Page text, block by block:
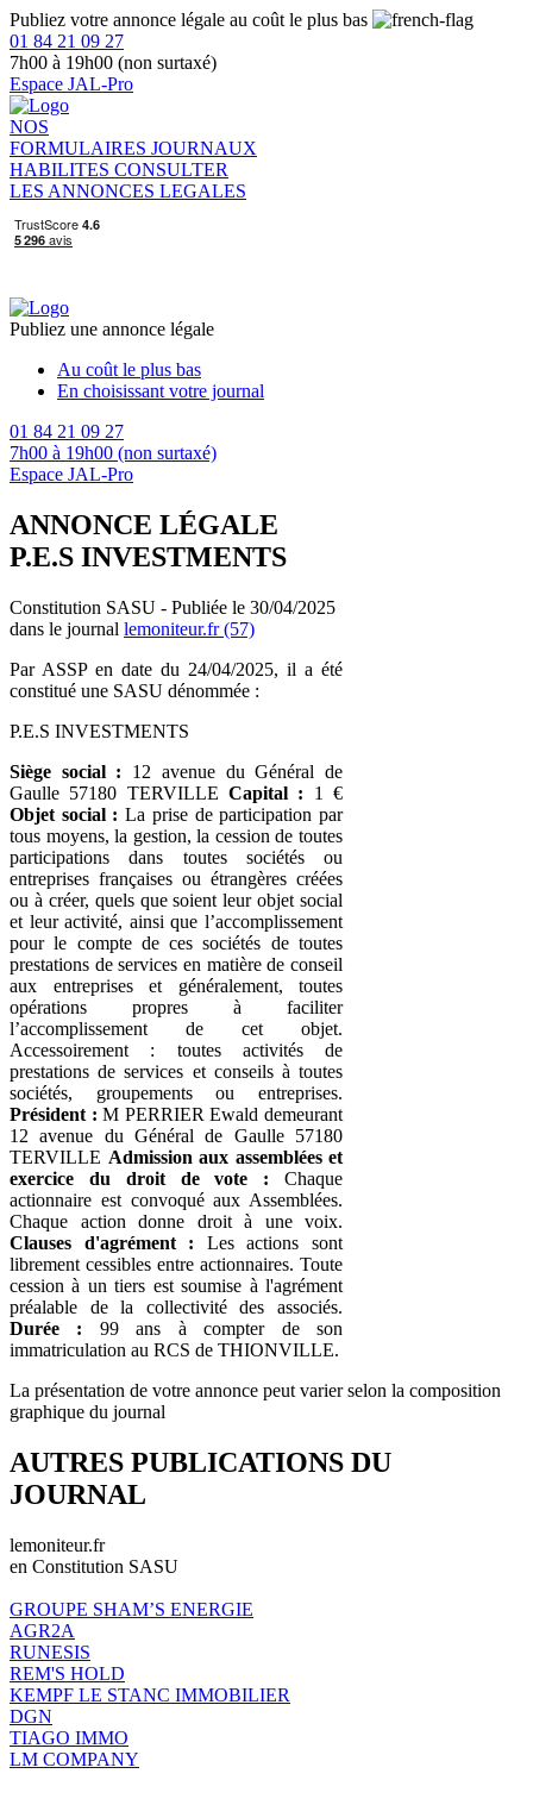
Publiez votre annonce légale au coût le plus bas
01 84 21 09 27
7h00 à 19h00 (non surtaxé)
Espace JAL-Pro
NOS
FORMULAIRES JOURNAUX
HABILITES CONSULTER
LES ANNONCES LEGALES
Publiez une annonce légale
Au coût le plus bas
En choisissant votre journal
01 84 21 09 27
7h00 à 19h00 (non surtaxé)
Espace JAL-Pro
ANNONCE LÉGALE
P.E.S INVESTMENTS
Constitution SASU - Publiée le 30/04/2025
dans le journal lemoniteur.fr (57)
Par ASSP en date du 24/04/2025, il a été
constitué une SASU dénommée :
P.E.S INVESTMENTS
Siège social : 12 avenue du Général de
Gaulle 57180 TERVILLE Capital : 1 €
Objet social : La prise de participation par
tous moyens, la gestion, la cession de toutes
participations dans toutes sociétés ou
entreprises françaises ou étrangères créées
ou à créer, quels que soient leur objet social
et leur activité, ainsi que l’accomplissement
pour le compte de ces sociétés de toutes
prestations de services en matière de conseil
aux entreprises et généralement, toutes
opérations propres à faciliter
l’accomplissement de cet objet.
Accessoirement : toutes activités de
prestations de services et conseils à toutes
sociétés, groupements ou entreprises.
Président : M PERRIER Ewald demeurant
12 avenue du Général de Gaulle 57180
TERVILLE Admission aux assemblées et
exercice du droit de vote : Chaque
actionnaire est convoqué aux Assemblées.
Chaque action donne droit à une voix.
Clauses d'agrément : Les actions sont
librement cessibles entre actionnaires. Toute
cession à un tiers est soumise à l'agrément
préalable de la collectivité des associés.
Durée : 99 ans à compter de son
immatriculation au RCS de THIONVILLE.
La présentation de votre annonce peut varier selon la composition
graphique du journal
AUTRES PUBLICATIONS DU
JOURNAL
lemoniteur.fr
en Constitution SASU
GROUPE SHAM’S ENERGIE
AGR2A
RUNESIS
REM'S HOLD
KEMPF LE STANC IMMOBILIER
DGN
TIAGO IMMO
LM COMPANY